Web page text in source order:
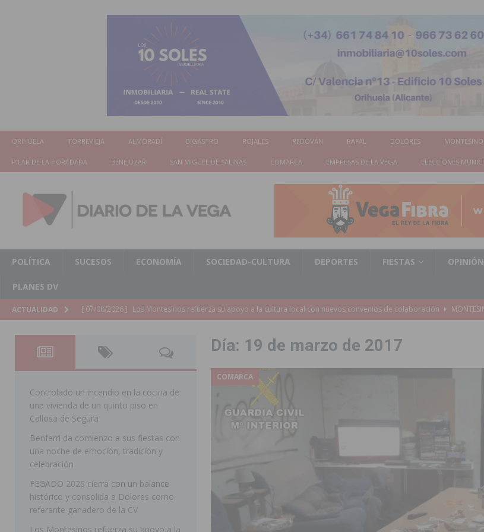
ORIHUELA TORREVIEJA ALMORADÍ BIGASTRO ROJALES REDOVÁN RAFAL DOLORES
PILAR DE LA HORADADA BENEJUZAR SAN MIGUEL DE SALINAS COMARCA EMPRESAS DE LA VEGA ELECCIONES
POLÍTICA SUCESOS ECONOMÍA SOCIEDAD-CULTURA DEPORTES FIESTAS OPINIÓN
PLANES DV
ACTUALIDAD [ 07/08/2026 ] Orihuela cumple los objetivos de ‘Refluye Mi Río’ y recibirá 3,3 millones de la Fundación Biodiversidad
[ 07/08/2026 ]
Orihuela organiza un concierto sinfónico de la Orquesta de Jóvenes de la Provincia de Alicante en Las
Golf & Country Club
ORIHUELA
[ 07/08/2026 ] El Ayuntamiento de Almoradí mejora la accesibilidad de las aceras del entorno del CEIP Pascual Andreu
ALMORADÍ
Educación destina 1,2 millones adicionales al CEIP nº 2 de Catral dentro del Plan Edificant
[ 07/08/2026 ] La Policía Nacional desarticula un grupo criminal especializado en el robo de vehículos de alta gama
Torrevieja impulsa el empleo con la contratación de 55 personas desempleadas a través de seis
TORREVIEJA
Día: 19 de marzo de 2017
COMARCA
Controlado un incendio en la cocina de
una vivienda de un quinto piso en
Callosa de Segura
Benferri da comienzo a sus fiestas con
una noche de emoción, tradición y
celebración
FEGADO 2026 cierra con un balance
histórico y consolida a Dolores como
referente ganadero de la CV
Los Montesinos refuerza su apoyo a la